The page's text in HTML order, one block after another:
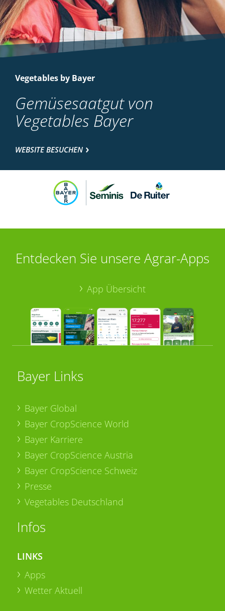
Vegetables by Bayer
Gemüsesaatgut von
Vegetables Bayer
WEBSITE BESUCHEN
Entdecken Sie unsere Agrar-Apps
App Übersicht
Bayer Links
Bayer Global
Bayer CropScience World
Bayer Karriere
Bayer CropScience Austria
Bayer CropScience Schweiz
Presse
Vegetables Deutschland
Infos
LINKS
Apps
Wetter Aktuell